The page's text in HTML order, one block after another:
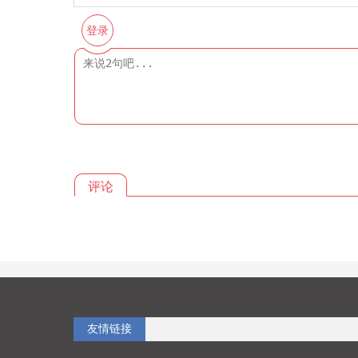
登录
评论
友情链接